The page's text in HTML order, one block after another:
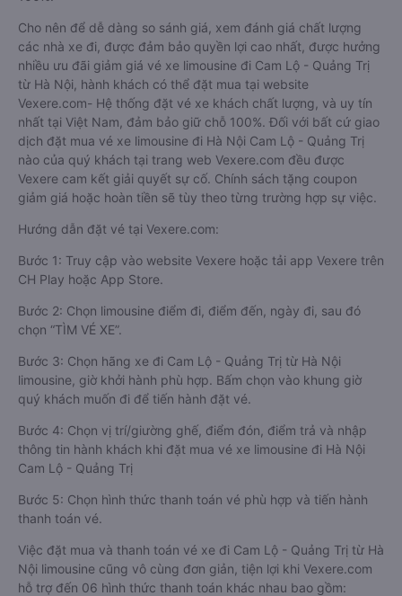
Cho nên để dễ dàng so sánh giá, xem đánh giá chất lượng
các nhà xe đi, được đảm bảo quyền lợi cao nhất, được hưởng
nhiều ưu đãi giảm giá vé xe limousine đi Cam Lộ - Quảng Trị
từ Hà Nội, hành khách có thể đặt mua tại website
Vexere.com- Hệ thống đặt vé xe khách chất lượng, và uy tín
nhất tại Việt Nam, đảm bảo giữ chỗ 100%. Đối với bất cứ giao
dịch đặt mua vé xe limousine đi Hà Nội Cam Lộ - Quảng Trị
nào của quý khách tại trang web Vexere.com đều được
Vexere cam kết giải quyết sự cố. Chính sách tặng coupon
giảm giá hoặc hoàn tiền sẽ tùy theo từng trường hợp sự việc.
Hướng dẫn đặt vé tại Vexere.com:
Bước 1: Truy cập vào website Vexere hoặc tải app Vexere trên
CH Play hoặc App Store.
Bước 2: Chọn limousine điểm đi, điểm đến, ngày đi, sau đó
chọn “TÌM VÉ XE”.
Bước 3: Chọn hãng xe đi Cam Lộ - Quảng Trị từ Hà Nội
limousine, giờ khởi hành phù hợp. Bấm chọn vào khung giờ
quý khách muốn đi để tiến hành đặt vé.
Bước 4: Chọn vị trí/giường ghế, điểm đón, điểm trả và nhập
thông tin hành khách khi đặt mua vé xe limousine đi Hà Nội
Cam Lộ - Quảng Trị
Bước 5: Chọn hình thức thanh toán vé phù hợp và tiến hành
thanh toán vé.
Việc đặt mua và thanh toán vé xe đi Cam Lộ - Quảng Trị từ Hà
Nội limousine cũng vô cùng đơn giản, tiện lợi khi Vexere.com
hỗ trợ đến 06 hình thức thanh toán khác nhau bao gồm: